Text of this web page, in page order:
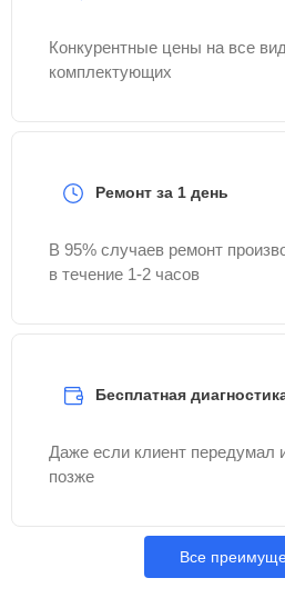
Конкурентные цены на все
комплектующих
Ремонт за 1 день
В 95% случаев ремонт
в течение 1-2 часов
Бесплатная
Даже если клиент передумал
позже
Все